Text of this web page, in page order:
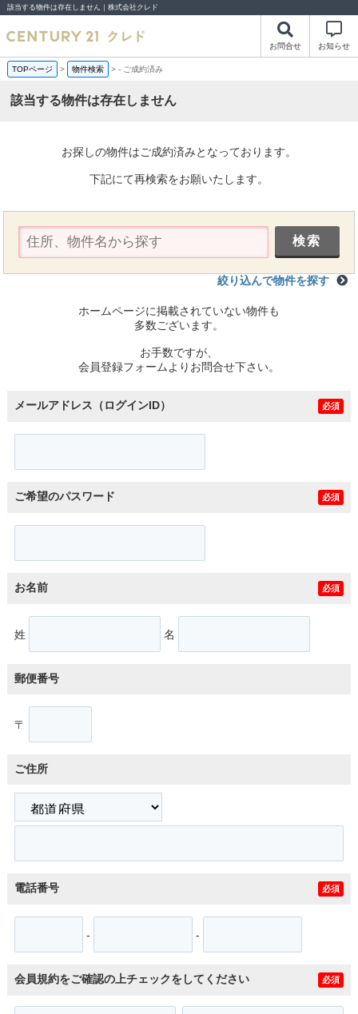
該当する物件は存在しません｜株式会社クレド
お問合せ お知らせ
TOPページ > 物件検索 >- ご成約済み
該当する物件は存在しません
お探しの物件はご成約済みとなっております。
下記にて再検索をお願いたします。
絞り込んで物件を探す
ホームページに掲載されていない物件も
多数ございます。
お手数ですが、
会員登録フォームよりお問合せ下さい。
メールアドレス（ログインID） 必須
ご希望のパスワード 必須
お名前 必須
姓 名
郵便番号
〒
ご住所
電話番号 必須
- -
会員規約をご確認の上チェックをしてください 必須